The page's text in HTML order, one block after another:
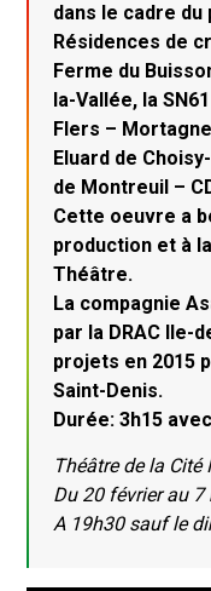
dans le cadre du
Résidences de
Ferme du
la-Vallée, la
Flers –
Eluard de
de Montreuil –
Cette oeuvre a
production et à
Théâtre.
La compagnie
par la DRAC Ile-
projets en 2015
Saint-Denis.
Durée: 3h15
Théâtre de la
Du 20 février au
A 19h30 sauf le